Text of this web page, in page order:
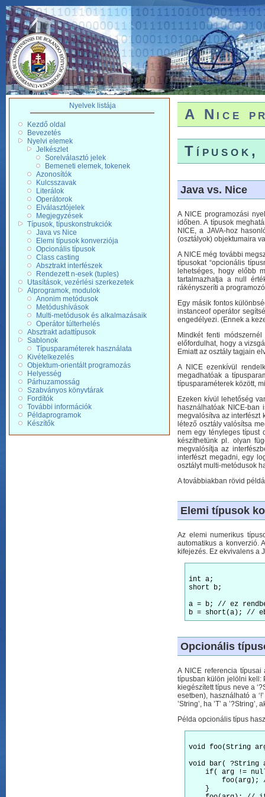
Nyelvek listája
Kezdő oldal
Bevezetés
Nyelvi elemek
Jelkészlet
Sorelválasztó jelek
Bemeneti elemek, tokenek
Azonosítók
Kulcsszavak
Literálok
Operátorok
Elválasztójelek
Megjegyzések
Típusok, típuskonstrukciók
Java vs Nice
Elemi típusok konverziója
Opcionális típusok
Class casting
Absztrakt interfészek
Rendezett n-esek (tuples)
Utasítások, vezérlési szerkezetek
Alprogramok, modulok
Anonim metódusok
Metódushívások
Multi-metódusok és alkalmazásaik
Operátor túlterhelés
Absztrakt adattípusok
Sablonok
Típusparaméterek használata
Kivételkezelés
Objektum-orientált programozás
Helyesség
Párhuzamosság
Szabványos könyvtárak
Fordítók
További információk
Példaprogramok
Készítők
A Nice
Java vs. Nice
A NICE programozási
időben. A típusok
NICE, a JAVA-hoz
(osztályok) objektumaira
A NICE még további
típusokat “opcionális
lehetséges, hogy előbb
tartalmazhatja a null
rákényszeríti a
Egy másik fontos
instanceof operátor
engedélyezi. (Ennek a
Mindkét fenti
előfordulhat, hogy a
Emiatt az osztály tagjain
A NICE ezenkívül
megadhatóak a
típusparaméterek között,
Ezeken kívül lehetőség
használhatóak NICE-
megvalósítva az interfészt
létező osztály valósítsa
nem egy tényleges típust
készíthetünk pl. olyan
megvalósítja az
interfészt megadni, egy
osztályt multi-metódusok
A továbbiakban rövid
Elemi típusok
Az elemi numerikus
automatikus a konverzió.
kifejezés. Ez ekvivalens a
int a;
short b;
a = b; // ez
Opcionális
A NICE referencia
típusban külön jelölni kell:
kiegészített típus neve a
esetben), használható a
’String’, ha ’T’ a ’?String’,
Példa opcionális típus
void foo(String
void bar( ?String
if( arg !=
foo(arg);
    }